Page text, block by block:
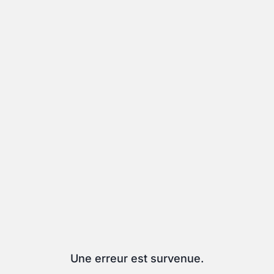
Une erreur est survenue.